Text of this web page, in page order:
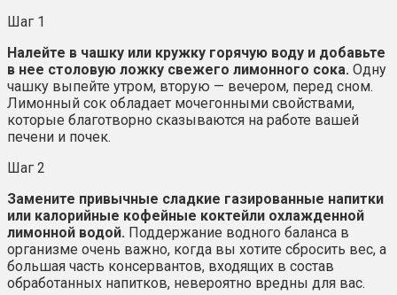
Шаг 1
Налейте в чашку или кружку горячую воду и добавьте
в нее столовую ложку свежего лимонного сока. Одну
чашку выпейте утром, вторую — вечером, перед сном.
Лимонный сок обладает мочегонными свойствами,
которые благотворно сказываются на работе вашей
печени и почек.
Шаг 2
Замените привычные сладкие газированные напитки
или калорийные кофейные коктейли охлажденной
лимонной водой. Поддержание водного баланса в
организме очень важно, когда вы хотите сбросить вес, а
большая часть консервантов, входящих в состав
обработанных напитков, невероятно вредны для вас.